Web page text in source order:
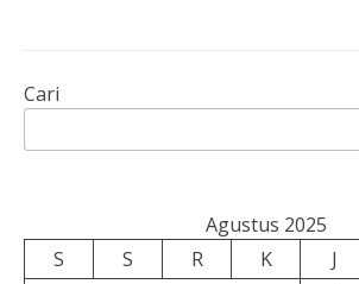
Cari
Agustus 2025
S
S R K J